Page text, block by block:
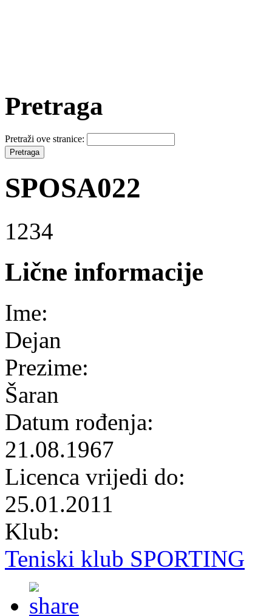
Pretraga
Pretraži ove stranice:
SPOSA022
1234
Lične informacije
Ime:
Dejan
Prezime:
Šaran
Datum rođenja:
21.08.1967
Licenca vrijedi do:
25.01.2011
Klub:
Teniski klub SPORTING